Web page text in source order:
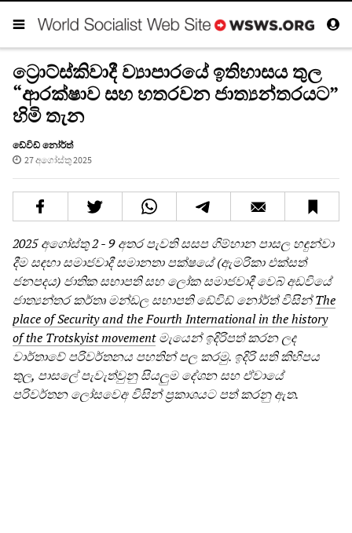
ට්‍රොට්ස්කිවාදී ව්‍යාපාරයේ ඉතිහාසය තුල
“ආරක්ෂාව සහ හතරවන ජාත්‍යන්තරයට”
හිමි තැන
ඩේවිඩ් නෝර්ත්
27 අගෝස්තු 2025
2025 අගෝස්තු 2 - 9 අතර පැවති සසප ගිම්හාන පාසල හඳුන්වා
දීම සඳහා සමාජවාදී සමානතා පක්ෂයේ (ඇමරිකා එක්සත්
ජනපදය) ජාතික සභාපති සහ ලෝක සමාජවාදී වෙබ් අඩවියේ
ජාත්‍යන්තර කර්තෘ මන්ඩල සභාපති ඩේවිඩ් නෝර්ත් විසින්The
place of Security and the Fourth International in the history
of the Trotskyist movementමැයෙන් ඉදිරිපත් කරන ලද
වාර්තාවේ පරිවර්තනය පහතින් පල කරමු. ඉදිරි සති කිහිපය
තුල, පාසලේ පැවැත්වුනු සියලුම දේශන සහ ඒවායේ
පරිවර්තන ලෝසවෙඅ විසින් ප්‍රකාශයට පත් කරනු ඇත.